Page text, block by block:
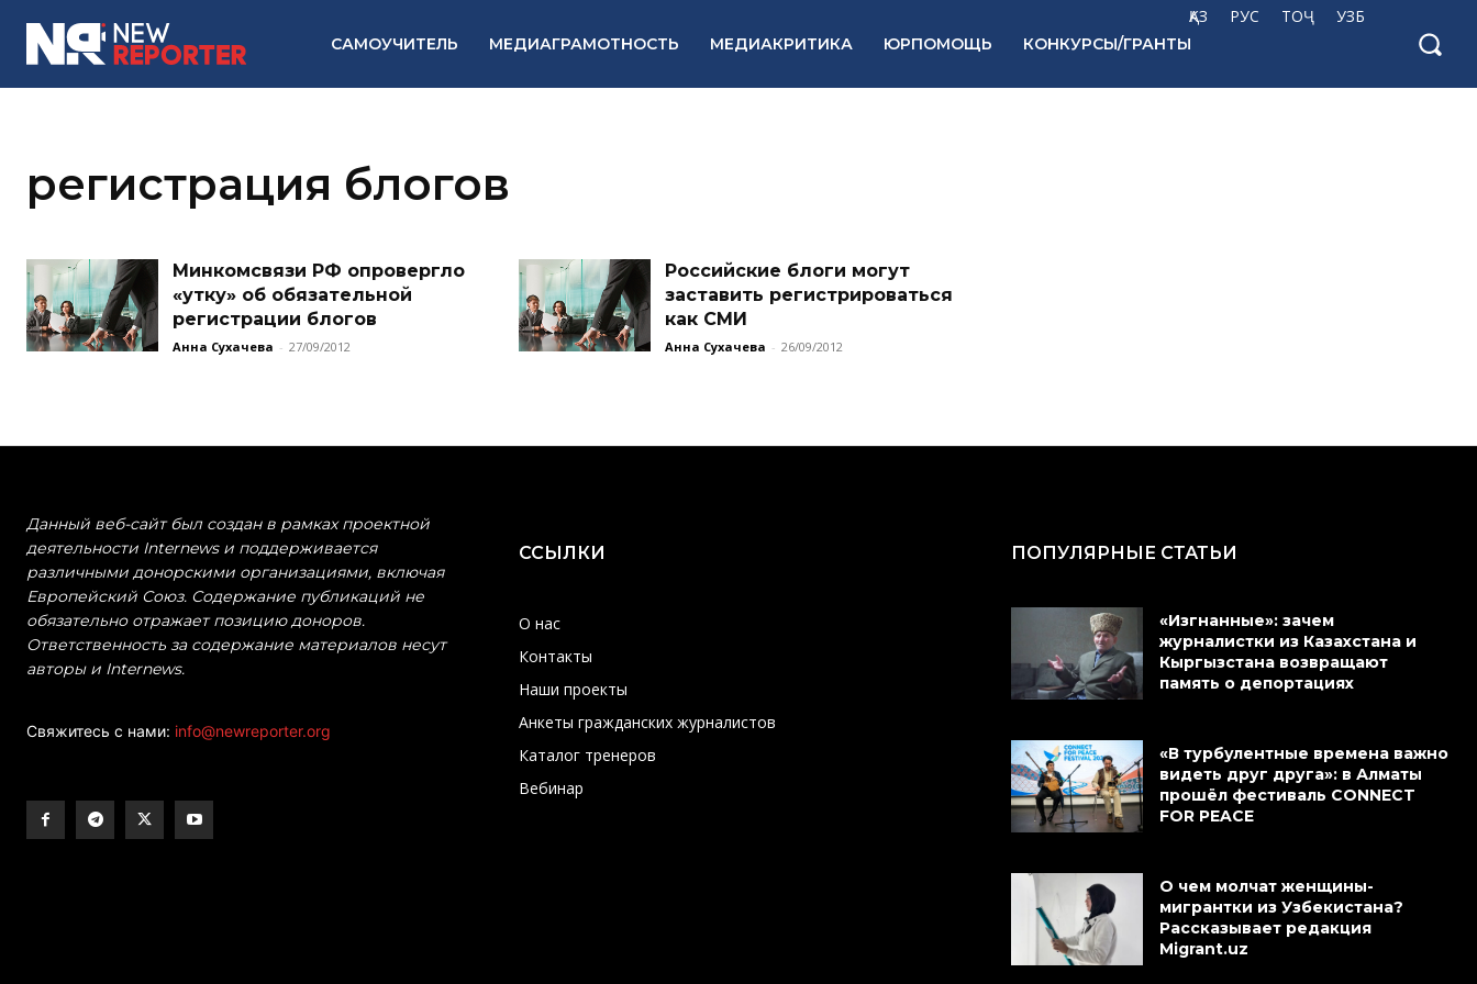
ҚАЗ РУС ТОҶ УЗБ
САМОУЧИТЕЛЬ МЕДИАГРАМОТНОСТЬ МЕДИАКРИТИКА ЮРПОМОЩЬ КОНКУРСЫ/ГРАНТЫ
регистрация блогов
Минкомсвязи РФ опровергло
«утку» об обязательной
регистрации блогов
Анна Сухачева - 27/09/2012
Российские блоги могут
заставить регистрироваться
как СМИ
Анна Сухачева - 26/09/2012
Данный веб-сайт был создан в рамках проектной
деятельности Internews и поддерживается
различными донорскими организациями, включая
Европейский Союз. Содержание публикаций не
обязательно отражает позицию доноров.
Ответственность за содержание материалов несут
авторы и Internews.
Свяжитесь с нами: info@newreporter.org
ССЫЛКИ
О нас
Контакты
Наши проекты
Анкеты гражданских журналистов
Каталог тренеров
Вебинар
ПОПУЛЯРНЫЕ СТАТЬИ
«Изгнанные»: зачем
журналистки из Казахстана и
Кыргызстана возвращают
память о депортациях
«В турбулентные времена важно
видеть друг друга»: в Алматы
прошёл фестиваль CONNECT
FOR PEACE
О чем молчат женщины-
мигрантки из Узбекистана?
Рассказывает редакция
Migrant.uz